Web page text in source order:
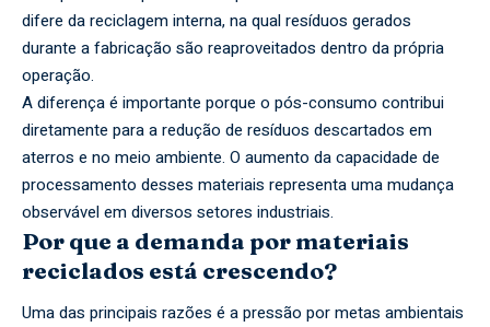
difere da reciclagem interna, na qual resíduos gerados
durante a fabricação são reaproveitados dentro da própria
operação.
A diferença é importante porque o pós-consumo contribui
diretamente para a redução de resíduos descartados em
aterros e no meio ambiente. O aumento da capacidade de
processamento desses materiais representa uma mudança
observável em diversos setores industriais.
Por que a demanda por materiais
reciclados está crescendo?
Uma das principais razões é a pressão por metas ambientais